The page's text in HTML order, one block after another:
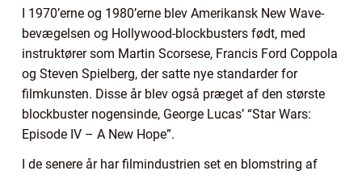
I 1970’erne og 1980’erne blev Amerikansk New Wave-
bevægelsen og Hollywood-blockbusters født, med
instruktører som Martin Scorsese, Francis Ford Coppola
og Steven Spielberg, der satte nye standarder for
filmkunsten. Disse år blev også præget af den største
blockbuster nogensinde, George Lucas’ “Star Wars:
Episode IV – A New Hope”.
I de senere år har filmindustrien set en blomstring af